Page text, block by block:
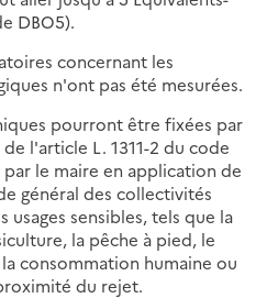
DBO5).
concernant les
n'ont pas été mesurées.
pourront être fixées par
l'article L. 1311-2 du code
le maire en application de
général des collectivités
sensibles, tels que la
la pêche à pied, le
consommation humaine ou
du rejet.